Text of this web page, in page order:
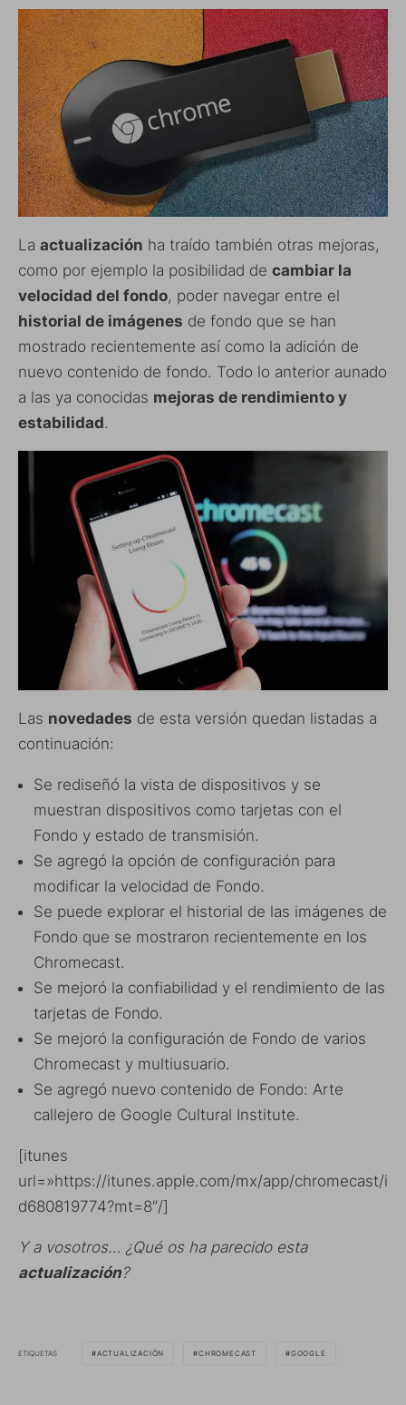
La actualización ha traído también otras mejoras,
como por ejemplo la posibilidad de cambiar la
velocidad del fondo, poder navegar entre el
historial de imágenes de fondo que se han
mostrado recientemente así como la adición de
nuevo contenido de fondo. Todo lo anterior aunado
a las ya conocidas mejoras de rendimiento y
estabilidad.
Las novedades de esta versión quedan listadas a
continuación:
Se rediseñó la vista de dispositivos y se
muestran dispositivos como tarjetas con el
Fondo y estado de transmisión.
Se agregó la opción de configuración para
modificar la velocidad de Fondo.
Se puede explorar el historial de las imágenes de
Fondo que se mostraron recientemente en los
Chromecast.
Se mejoró la confiabilidad y el rendimiento de las
tarjetas de Fondo.
Se mejoró la configuración de Fondo de varios
Chromecast y multiusuario.
Se agregó nuevo contenido de Fondo: Arte
callejero de Google Cultural Institute.
[itunes
url=»https://itunes.apple.com/mx/app/chromecast/i
d680819774?mt=8″/]
Y a vosotros… ¿Qué os ha parecido esta
actualización?
ETIQUETAS ACTUALIZACIÓN CHROMECAST GOOGLE